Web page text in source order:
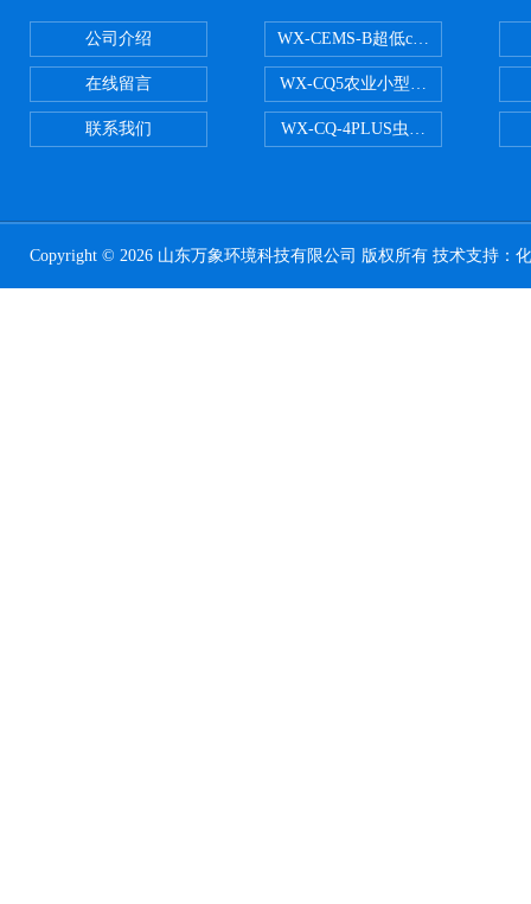
公司介绍
在线留言
联系我们
WX-CEMS-B超低cems烟气监测系
WX-CQ5农业小型气象站
WX-CQ-4PLUS虫情测报灯
Copyright © 2026 山东万象环境科技有限公司 版权所有 技术支持：